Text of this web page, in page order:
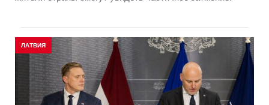
ЛАТВИЯ